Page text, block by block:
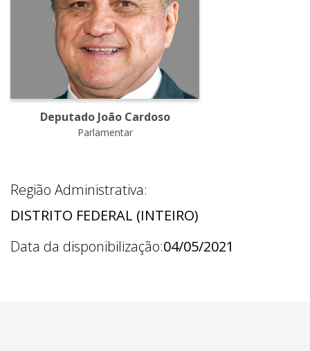
Deputado João Cardoso
Parlamentar
Região Administrativa:
DISTRITO FEDERAL (INTEIRO)
Data da disponibilização:04/05/2021